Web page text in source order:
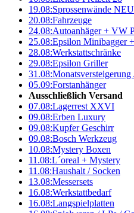
19.08:Sprossenwände NEU
20.08:Fahrzeuge
24.08:Autoanhäger + VW
25.08:Epsilon Minibagger
28.08:Werkstattschränke
29.08:Epsilon Griller
31.08:Monatsversteigerung
05.09:Forstanhänger
Ausschließlich Versand
07.08:Lagerrest XXVI
09.08:Erben Luxury
09.08:Kupfer Geschirr
09.08:Bosch Werkzeug
10.08:Mystery Boxen
11.08:L´oreal + Mystery
11.08:Haushalt / Socken
13.08:Messersets
16.08:Werkstattbedarf
16.08:Langspielplatten